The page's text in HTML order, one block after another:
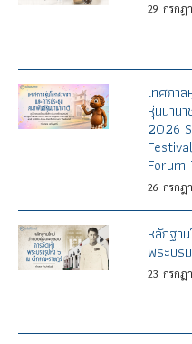
29 กรกฎ
เทศกา
หุ่นนาน
2026
Forum
26 กรกฎ
หลักฐา
พระบร
23 กรกฎ